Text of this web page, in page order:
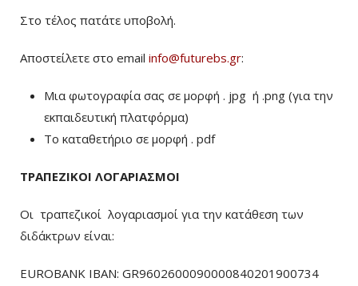
Στο τέλος πατάτε υποβολή.
Αποστείλετε στο email info@futurebs.gr:
Μια φωτογραφία σας σε μορφή . jpg ή .png (για την
εκπαιδευτική πλατφόρμα)
To καταθετήριο σε μορφή . pdf
ΤΡΑΠΕΖΙΚΟΙ ΛΟΓΑΡΙΑΣΜΟΙ
Οι τραπεζικοί λογαριασμοί για την κατάθεση των
διδάκτρων είναι:
EUROBANK IBAN: GR9602600090000840201900734